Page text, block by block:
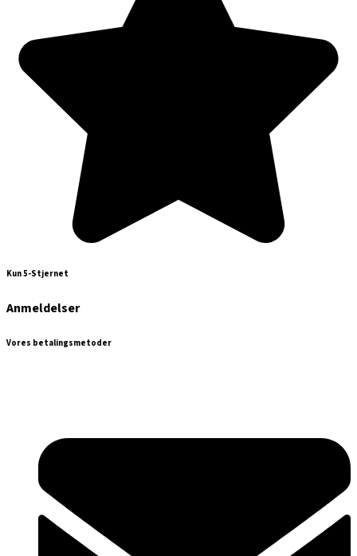
Kun 5-Stjernet
Anmeldelser
Vores betalingsmetoder